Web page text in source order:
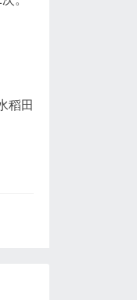
稻田